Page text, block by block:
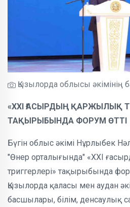
Қызылорда облысы әкімінің
«XXI ҒАСЫРДЫҢ ҚАРЖЫЛЫҚ
ТАҚЫРЫБЫНДА ФОРУМ ӨТТІ
Бүгін облыс әкімі Нұрлыбек
"Өнер орталығында" «XXI
триггерлері» тақырыбында
Қызылорда қаласы мен аудан
басшылары, білім, денсаулық